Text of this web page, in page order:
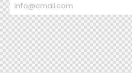
info@email.com